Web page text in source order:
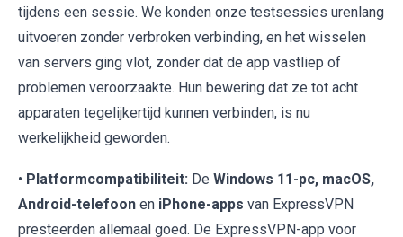
tijdens een sessie. We konden onze testsessies urenlang
uitvoeren zonder verbroken verbinding, en het wisselen
van servers ging vlot, zonder dat de app vastliep of
problemen veroorzaakte. Hun bewering dat ze tot acht
apparaten tegelijkertijd kunnen verbinden, is nu
werkelijkheid geworden.
• Platformcompatibiliteit: De Windows 11-pc, macOS,
Android-telefoon en iPhone-apps van ExpressVPN
presteerden allemaal goed. De ExpressVPN-app voor